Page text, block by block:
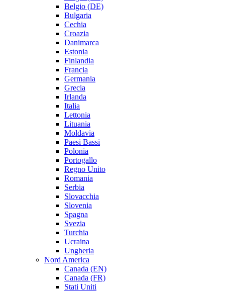
Belgio (DE)
Bulgaria
Cechia
Croazia
Danimarca
Estonia
Finlandia
Francia
Germania
Grecia
Irlanda
Italia
Lettonia
Lituania
Moldavia
Paesi Bassi
Polonia
Portogallo
Regno Unito
Romania
Serbia
Slovacchia
Slovenia
Spagna
Svezia
Turchia
Ucraina
Ungheria
Nord America
Canada (EN)
Canada (FR)
Stati Uniti